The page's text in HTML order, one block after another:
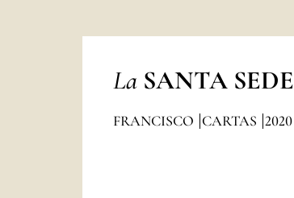
La SANTA SEDE
FRANCISCO CARTAS 2020